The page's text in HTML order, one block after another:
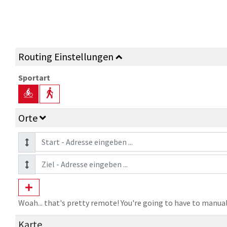
Routing Einstellungen
Sportart
Orte
Woah... that's pretty remote! You're going to have to
Karte